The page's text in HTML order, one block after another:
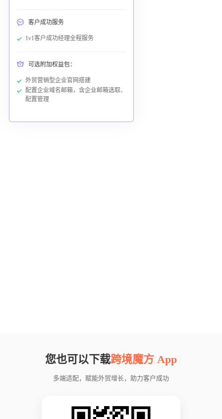
客户成功服务
1v1客户成功经理全程服务
可选附加权益包：
外贸营销型企业官网搭建
配置企业域名邮箱，含企业邮箱选取、
配置管理
您也可以下载跨境魔方 App
多端适配，赋能外贸增长，助力客户成功